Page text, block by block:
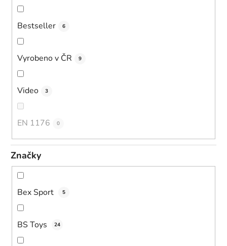
Bestseller 6
Vyrobeno v ČR 9
Video 3
EN 1176 0
Značky
Bex Sport 5
BS Toys 24